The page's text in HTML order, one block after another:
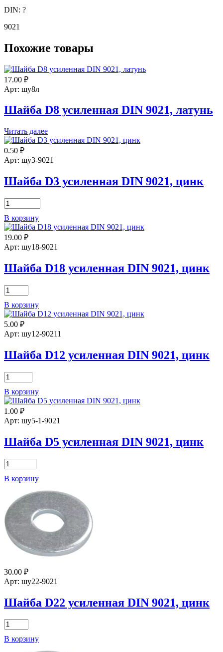
DIN: ?
9021
Похожие товары
17.00 ₽
Арт: шу8л
Шайба D8 усиленная DIN 9021, латунь
Читать далее
0.50 ₽
Арт: шу3-9021
Шайба D3 усиленная DIN 9021, цинк
Количество
товара
Шайба
D3
усиленная
DIN
цинк
В корзину
19.00 ₽
Арт: шу18-9021
Шайба D18 усиленная DIN 9021, цинк
Количество
товара
Шайба
D18
усиленная
DIN
цинк
В корзину
5.00 ₽
Арт: шу12-90211
Шайба D12 усиленная DIN 9021, цинк
Количество
товара
Шайба
D12
усиленная
DIN
цинк
В корзину
1.00 ₽
Арт: шу5-1-9021
Шайба D5 усиленная DIN 9021, цинк
Количество
товара
Шайба
усиленная
DIN
9021,
цинк
В корзину
30.00 ₽
Арт: шу22-9021
Шайба D22 усиленная DIN 9021, цинк
Количество
товара
Шайба
В корзину